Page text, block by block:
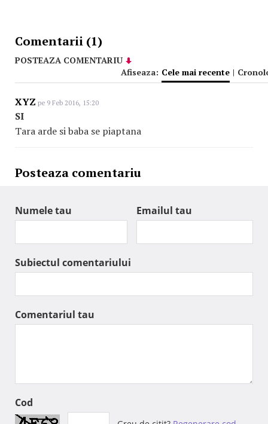
Comentarii (1)
POSTEAZA COMENTARIU
Afiseaza: Cele mai recente |
XYZ pe 9 Feb 2016, 15:20
SI
Tara arde si baba se piaptana
Posteaza comentariu
Numele tau Emailul tau
Subiectul comentariului
Comentariul tau
Cod